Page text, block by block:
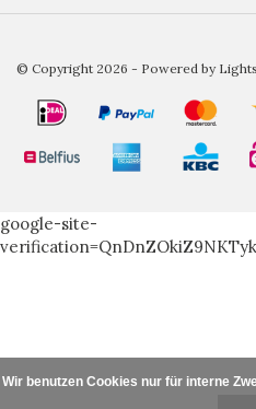
© Copyright 2026 - Powered by
google-site-
Wir benutzen Cookies nur für interne